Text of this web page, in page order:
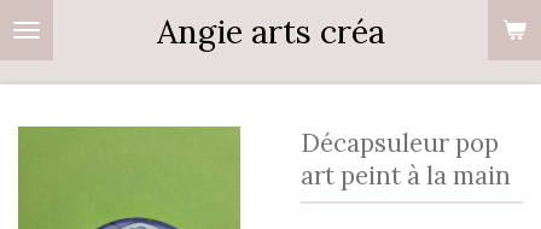
Passer
au
principal
Angie arts créa
Décapsuleur pop
art peint à la main